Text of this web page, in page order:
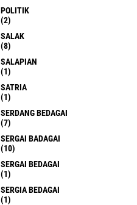
POLITIK
(2)
SALAK
(8)
SALAPIAN
(1)
SATRIA
(1)
SERDANG BEDAGAI
(7)
SERGAI BADAGAI
(10)
SERGAI BEDAGAI
(1)
SERGIA BEDAGAI
(1)